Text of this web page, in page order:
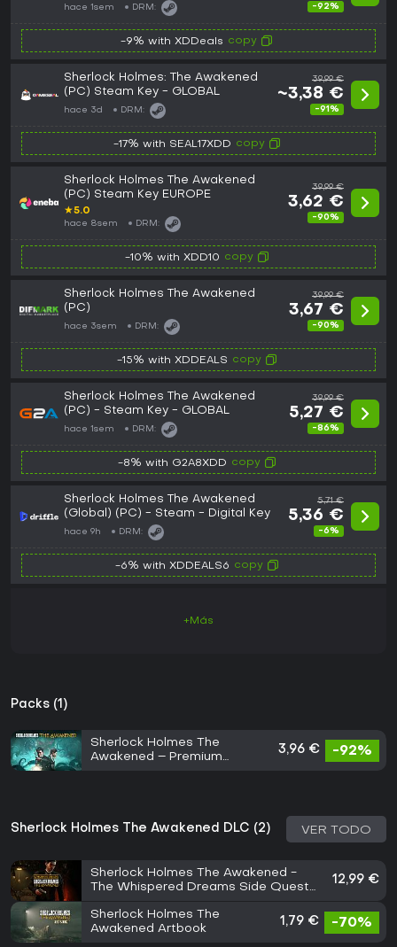
hace 1sem DRM: -92%
-9% with XDDeals copy
Sherlock Holmes: The Awakened
(PC) Steam Key - GLOBAL
hace 3d DRM:
39,99 €
~3,38 €
-91%
-17% with SEAL17XDD copy
Sherlock Holmes The Awakened
(PC) Steam Key EUROPE
★5.0
hace 8sem DRM:
39,99 €
3,62 €
-90%
-10% with XDD10 copy
Sherlock Holmes The Awakened
(PC)
hace 3sem DRM:
39,99 €
3,67 €
-90%
-15% with XDDEALS copy
Sherlock Holmes The Awakened
(PC) - Steam Key - GLOBAL
hace 1sem DRM:
39,99 €
5,27 €
-86%
-8% with G2A8XDD copy
Sherlock Holmes The Awakened
(Global) (PC) - Steam - Digital Key
hace 9h DRM:
5,71 €
5,36 €
-6%
-6% with XDDEALS6 copy
+Más
Packs (1)
Sherlock Holmes The
Awakened – Premium
3,96 € -92%
Sherlock Holmes The Awakened DLC (2) VER TODO
Sherlock Holmes The Awakened -
The Whispered Dreams Side Quest
12,99 €
Sherlock Holmes The
Awakened Artbook
1,79 € -70%